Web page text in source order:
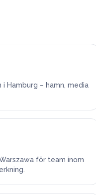
Hamburg – hamn, media
för team inom